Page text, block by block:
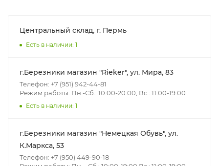
Центральный склад, г. Пермь
Есть в наличии: 1
г.Березники магазин "Rieker", ул. Мира, 83
Телефон: +7 (951) 942-44-81
Режим работы: Пн.-Сб.: 10:00-20:00, Вс.: 11:00-19:00
Есть в наличии: 1
г.Березники магазин "Немецкая Обувь", ул.
К.Маркса, 53
Телефон: +7 (950) 449-90-18